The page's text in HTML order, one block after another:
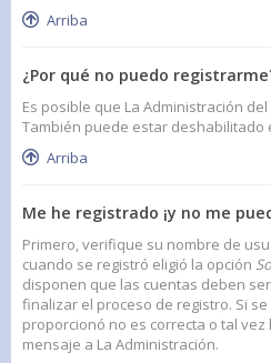
Arriba
¿Por qué no puedo
Es posible que La Administración
También puede estar deshabilitado
Arriba
Me he registrado ¡y no me
Primero, verifique su nombre de
cuando se registró eligió la opción
disponen que las cuentas deben
finalizar el proceso de registro. Si
proporcionó no es correcta o tal
mensaje a La Administración.